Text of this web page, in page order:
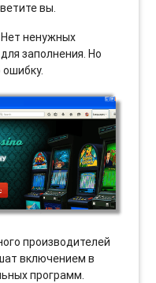
вы.
Нет ненужных
заполнения. Но
производителей
включением в
программ.